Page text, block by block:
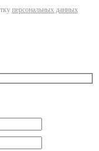
персональных данных